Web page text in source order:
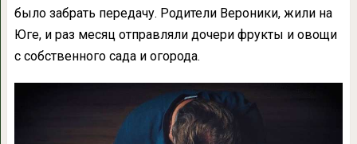
было забрать передачу. Родители Вероники, жили на
Юге, и раз месяц отправляли дочери фрукты и овощи
с собственного сада и огорода.